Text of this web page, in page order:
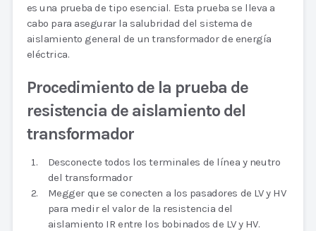
es una prueba de tipo esencial. Esta prueba se lleva a
cabo para asegurar la salubridad del sistema de
aislamiento general de un transformador de energía
eléctrica.
Procedimiento de la prueba de
resistencia de aislamiento del
transformador
Desconecte todos los terminales de línea y neutro
del transformador
Megger que se conecten a los pasadores de LV y HV
para medir el valor de la resistencia del
aislamiento IR entre los bobinados de LV y HV.